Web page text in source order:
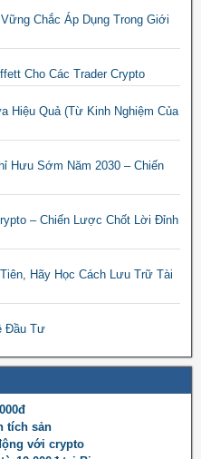
Chắc Áp Dụng Trong Giới
Cho Các Trader Crypto
Hiệu Quả (Từ Kinh Nghiệm Của
Hưu Sớm Năm 2030 – Chiến
– Chiến Lược Chốt Lời Đỉnh
Hãy Học Cách Lưu Trữ Tài
Đầu Tư
tích sản
với crypto